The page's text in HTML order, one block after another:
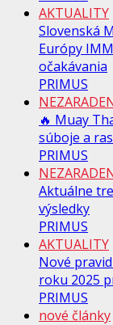
AKTUALITY
Slovenská
Európy
očakávania
PRIMUS
🔥 Muay
súboje a
PRIMUS
Aktuálne
výsledky
PRIMUS
AKTUALITY
Nové
roku 2025
PRIMUS
nové články